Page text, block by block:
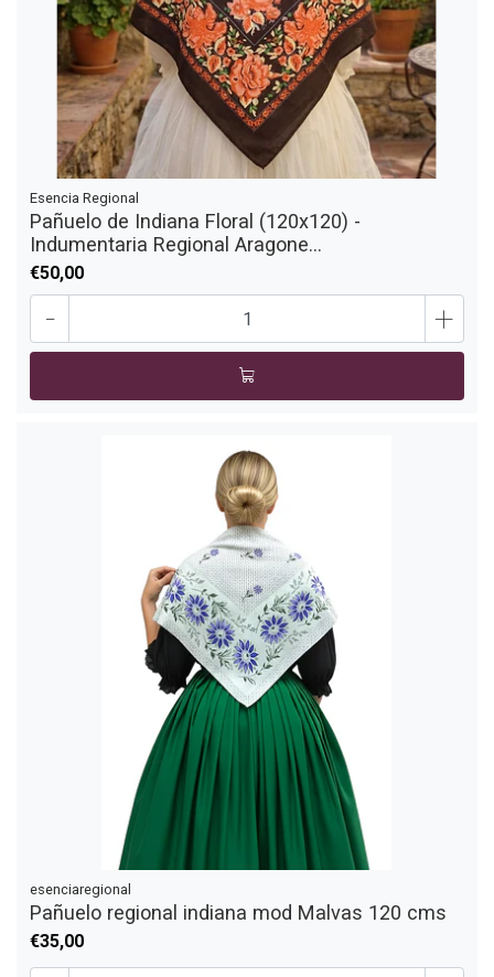
Esencia Regional
Pañuelo de Indiana Floral (120x120) -
Indumentaria Regional Aragone...
€50,00
- +
esenciaregional
Pañuelo regional indiana mod Malvas 120 cms
€35,00